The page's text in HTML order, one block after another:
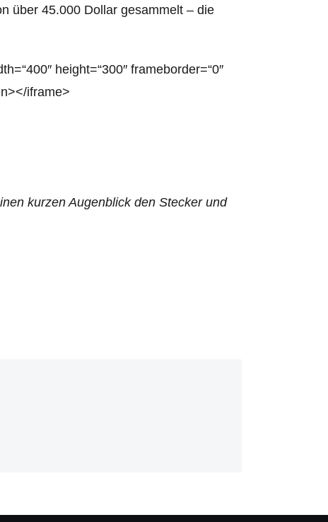
über 45.000 Dollar gesammelt – die
height=“300″ frameborder=“0″
iframe>
kurzen Augenblick den Stecker und